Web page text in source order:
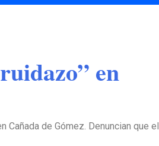
en
de Gómez. Denuncian que el